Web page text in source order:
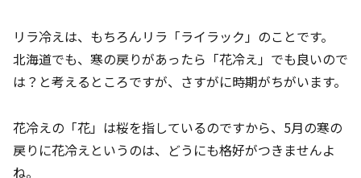
リラ冷えは、もちろんリラ「ライラック」のことです。
北海道でも、寒の戻りがあったら「花冷え」でも良いので
は？と考えるところですが、さすがに時期がちがいます。
花冷えの「花」は桜を指しているのですから、5月の寒の
戻りに花冷えというのは、どうにも格好がつきませんよ
ね。